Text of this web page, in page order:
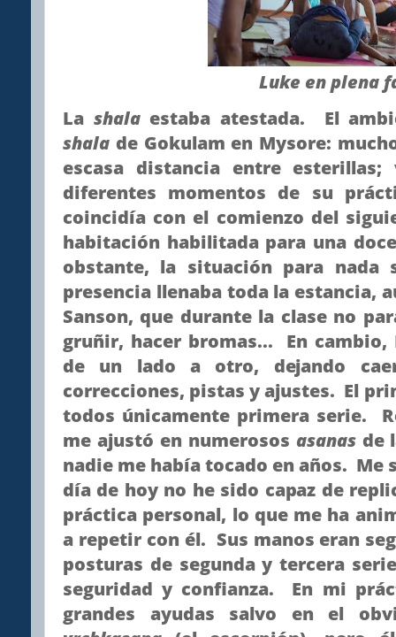
Luke en plena
La shala estaba atestada. El
shala de Gokulam en Mysore:
escasa distancia entre
diferentes momentos de su
coincidía con el comienzo del
habitación habilitada para una
obstante, la situación para
presencia llenaba toda la estancia,
Sanson, que durante la clase no
gruñir, hacer bromas... En
de un lado a otro, dejando
correcciones, pistas y ajustes. El
todos únicamente primera serie.
me ajustó en numerosos asanas de
nadie me había tocado en años. Me
día de hoy no he sido capaz de
práctica personal, lo que me ha
a repetir con él. Sus manos eran
posturas de segunda y tercera
seguridad y confianza. En mi
grandes ayudas salvo en el